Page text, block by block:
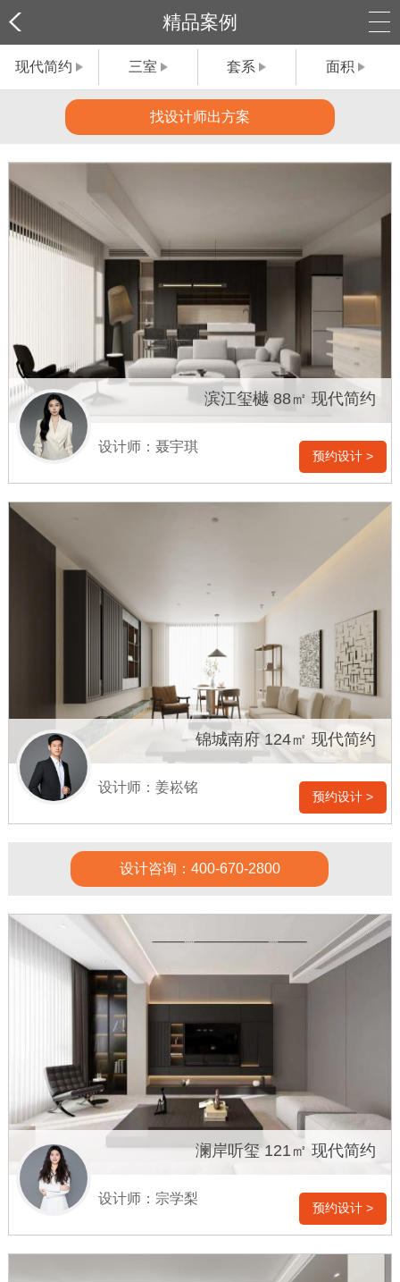
精品案例
现代简约 三室 套系 面积
找设计师出方案
滨江玺樾 88㎡ 现代简约
设计师：聂宇琪
预约设计 >
锦城南府 124㎡ 现代简约
设计师：姜崧铭
预约设计 >
设计咨询：400-670-2800
澜岸听玺 121㎡ 现代简约
设计师：宗学梨
预约设计 >